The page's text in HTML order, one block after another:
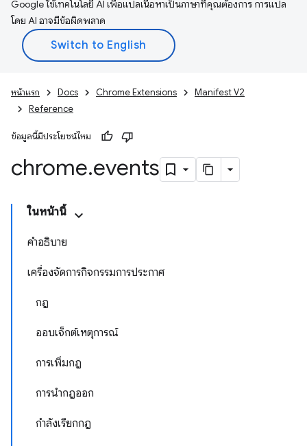
Google ใช้เทคโนโลยี AI เพื่อแปลเนื้อหาเป็นภาษาที่คุณต้องการ การแปล
โดย AI อาจมีข้อผิดพลาด
หน้าแรก Docs Chrome Extensions
Manifest V2
Reference
ข้อมูลนี้มีประโยชน์ไหม
chrome.events
ในหน้านี้
คำอธิบาย
เครื่องจัดการกิจกรรมการประกาศ
กฎ
ออบเจ็กต์เหตุการณ์
การเพิ่มกฎ
การนำกฎออก
กำลังเรียกกฎ